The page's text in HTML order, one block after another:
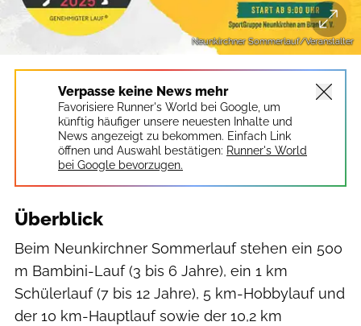
Neunkirchner Sommerlauf/Veranstalter
Verpasse keine News mehr
Favorisiere Runner's World bei Google, um
künftig häufiger unsere neuesten Inhalte und
News angezeigt zu bekommen. Einfach Link
öffnen und Auswahl bestätigen: Runner's World
bei Google bevorzugen.
Überblick
Beim Neunkirchner Sommerlauf stehen ein 500
m Bambini-Lauf (3 bis 6 Jahre), ein 1 km
Schülerlauf (7 bis 12 Jahre), 5 km-Hobbylauf und
der 10 km-Hauptlauf sowie der 10,2 km